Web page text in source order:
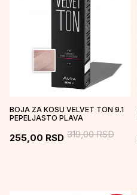
BOJA ZA KOSU VELVET TON 9.1
PEPELJASTO PLAVA
255,00 RSD 319,00RSD